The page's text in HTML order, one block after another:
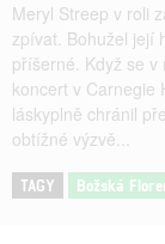
Meryl Streep v roli
zpívat. Bohužel její
příšerné. Když se
koncert v Carnegie
láskyplně chránil
obtížné výzvě...
TAGY Božská